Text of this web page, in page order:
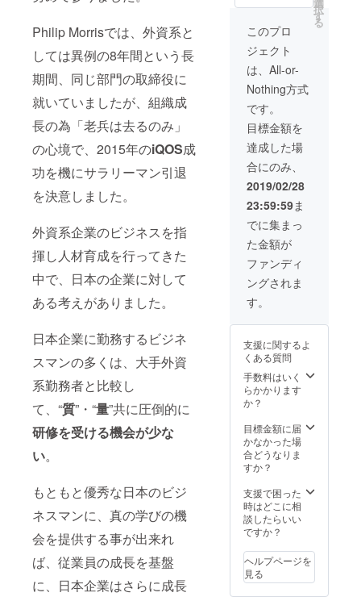
Philip Morrisでは、外資系と
しては異例の8年間という長
期間、同じ部門の取締役に
就いていましたが、組織成
長の為「老兵は去るのみ」
の心境で、2015年のiQOS成
功を機にサラリーマン引退
を決意しました。
外資系企業のビジネスを指
揮し人材育成を行ってきた
中で、日本の企業に対して
ある考えがありました。
日本企業に勤務するビジネ
スマンの多くは、大手外資
系勤務者と比較し
て、“質”・“量”共に圧倒的に
研修を受ける機会が少な
い。
もともと優秀な日本のビジ
ネスマンに、真の学びの機
会を提供する事が出来れ
ば、従業員の成長を基盤
に、日本企業はさらに成長
材育成の達
人として、
様々な組織
をリード。
マックス
ファク
ター/SK2化
粧品部門に
異動時に
は、万年5番
手メーカー
の意識が定
着していた
美容部員・
営業スタッ
フの意識改
革・ビジネ
ス構造改革
に着手し、2
年連続のビ
ジネス倍増
を達成。300
名のチーム
で始まった
各種改革
2500名規模
への改革に
拡大しその
後の大成長
の基盤が作
られた。
たしま
ドファ
ンディ
ングの
活用方
法 中小
企業に
ドファ
ンディ
ング活
用方
法 etc.
※公演時
間１２
０分 ※
２０１
９年３
月〜１
２月に
て、日
いただ
※交通
費、宿
泊費別
途かか
阪 在
住）
ＡＭＰ
ＦＩＲ
Ｅ特別
価格１
５００
００円
２０分
の講演
になり
ます ※
公演時
間１２
０分 ※
２０１
９年８
月〜１
１月に
て、日
程調整
きます
費、宿
泊費別
途かか
ります
選
択
す
る
このプロ
ジェクト
は、All-or-
Nothing方式
です。
目標金額を
達成した場
合にのみ、
2019/02/28
23:59:59ま
でに集まっ
た金額が
ファンディ
ングされま
す。
支援に関するよ
くある質問
手数料はいく
らかかります
か？
目標金額に届
かなかった場
合どうなりま
すか？
支援で困った
時はどこに相
談したらいい
ですか？
ヘルプページを
見る